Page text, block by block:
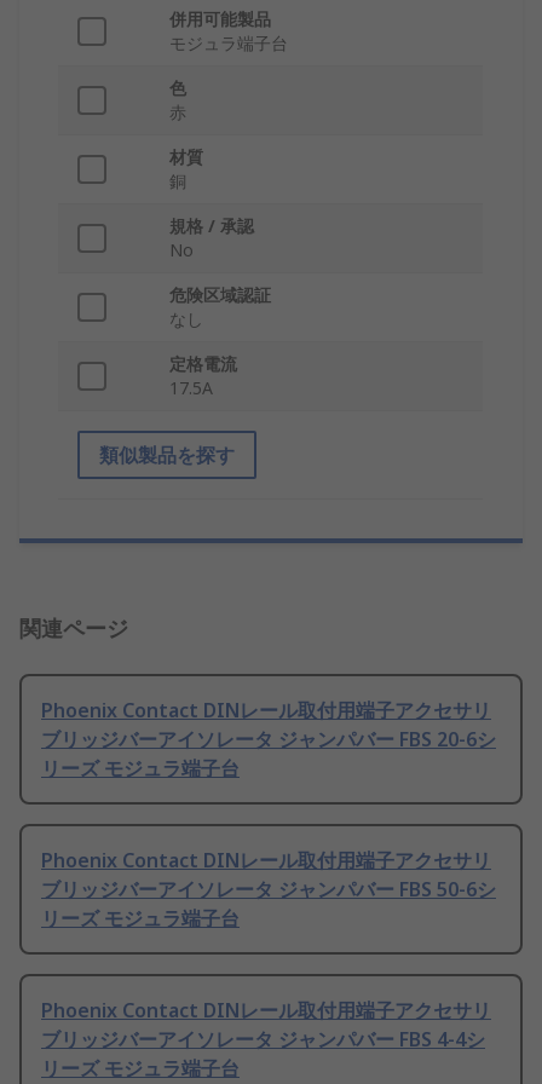
併用可能製品
モジュラ端子台
色
赤
材質
銅
規格 / 承認
No
危険区域認証
なし
定格電流
17.5A
類似製品を探す
関連ページ
Phoenix Contact DINレール取付用端子アクセサリ
ブリッジバーアイソレータ ジャンパバー FBS 20-6シ
リーズ モジュラ端子台
Phoenix Contact DINレール取付用端子アクセサリ
ブリッジバーアイソレータ ジャンパバー FBS 50-6シ
リーズ モジュラ端子台
Phoenix Contact DINレール取付用端子アクセサリ
ブリッジバーアイソレータ ジャンパバー FBS 4-4シ
リーズ モジュラ端子台